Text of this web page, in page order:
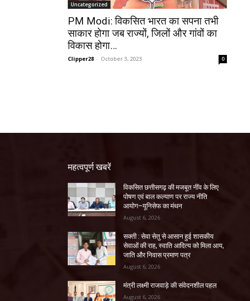
Uncategorized
PM Modi: विकसित भारत का सपना तभी
साकार होगा जब राज्यों, जिलों और गांवों का
विकास होगा…
Clipper28 - October 3, 2023 0
महत्वपूर्ण खबरें
विकसित छत्तीसगढ़ की मजबूत नींव के लिए
पोषण एवं बाल कल्याण पर राज्य नीति
आयोग–यूनिसेफ का मंथन
August 6, 2026
सक्ती : सेवा सेतु से आसान हुई शासकीय
सेवाओं की राह, स्वाति आदित्य को मिला आय,
जाति और निवास प्रमाण पत्र
August 6, 2026
मंत्री लक्ष्मी राजवाड़े की संवेदनशील पहल
August 6, 2026